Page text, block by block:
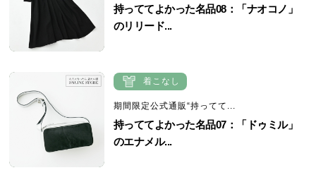
持っててよかった名品08：「ナオコノ」
のリリード...
着こなし
期間限定公式通販“持ってて...
持っててよかった名品07：「ドゥミル」
のエナメル...